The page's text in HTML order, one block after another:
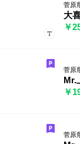
菅原
大
￥
菅原
Mr.
￥
菅原